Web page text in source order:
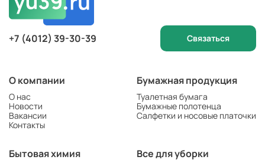
+7 (4012) 39-30-39 Связаться
О компании
О нас
Новости
Вакансии
Контакты
Бумажная продукция
Туалетная бумага
Бумажные полотенца
Салфетки и носовые платочки
Бытовая химия Все для уборки